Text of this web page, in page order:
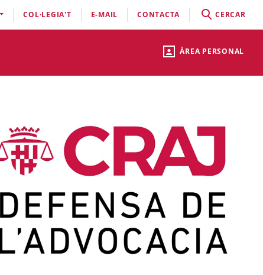
ÀREA PERSONAL
COL·LEGIA'T E-MAIL CONTACTA CERCAR